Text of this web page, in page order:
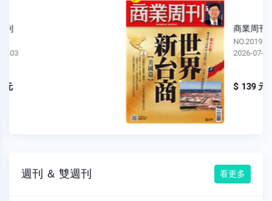
商業周刊
NO.2019
2026-07-27
$ 139 元
週刊 ＆ 雙週刊 看更多